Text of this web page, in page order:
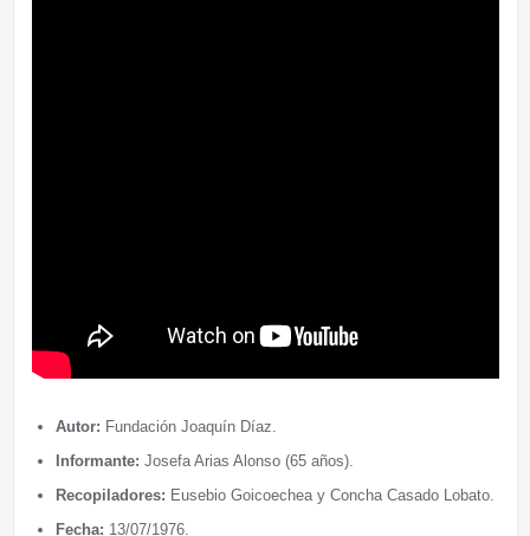
Autor: Fundación Joaquín Díaz.
Informante: Josefa Arias Alonso (65 años).
Recopiladores: Eusebio Goicoechea y Concha Casado Lobato.
Fecha: 13/07/1976.